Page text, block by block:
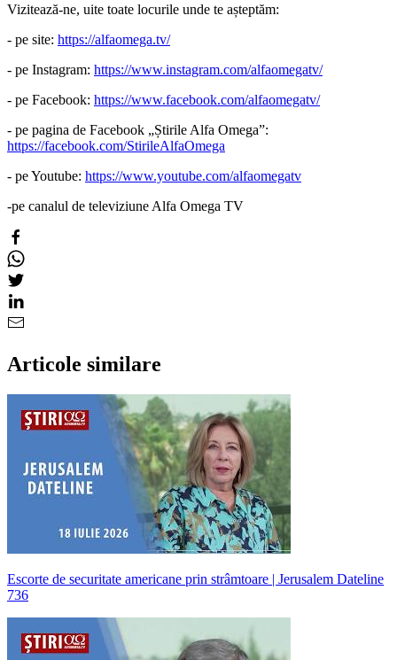
Vizitează-ne, uite toate locurile unde te așteptăm:
- pe site: https://alfaomega.tv/
- pe Instagram: https://www.instagram.com/alfaomegatv/
- pe Facebook: https://www.facebook.com/alfaomegatv/
- pe pagina de Facebook „Știrile Alfa Omega”:
https://facebook.com/StirileAlfaOmega
- pe Youtube: https://www.youtube.com/alfaomegatv
-pe canalul de televiziune Alfa Omega TV
Articole similare
Escorte de securitate americane prin strâmtoare | Jerusalem Dateline
736